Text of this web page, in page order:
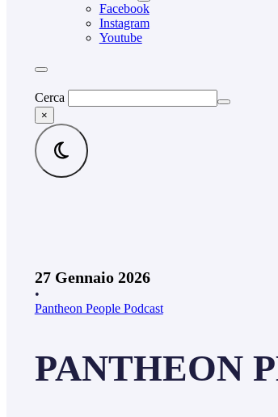
Facebook
Instagram
Youtube
Cerca
×
27 Gennaio 2026
•
Pantheon People Podcast
PANTHEON